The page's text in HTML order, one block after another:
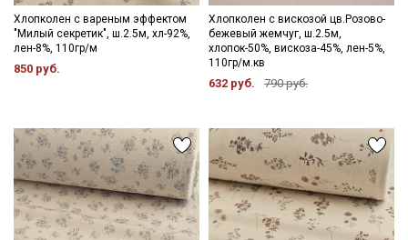
Хлопколен с вареным эффектом
"Милый секретик", ш.2.5м, хл-92%,
лен-8%, 110гр/м
850 руб.
Хлопколен с вискозой цв.Розово-
бежевый жемчуг, ш.2.5м,
хлопок-50%, вискоза-45%, лен-5%,
110гр/м.кв
632 руб. 790 руб.
Даю Согласие на получение рекламных и
информационных рассылок